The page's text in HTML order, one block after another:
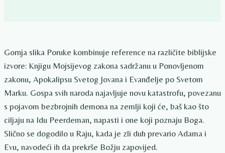
Gornja slika Poruke kombinuje reference na različite biblijske
izvore: Knjigu Mojsijevog zakona sadržanu u Ponovljenom
zakonu, Apokalipsu Svetog Jovana i Evanđelje po Svetom
Marku. Gospa svih naroda najavljuje novu katastrofu, povezanu
s pojavom bezbrojnih demona na zemlji koji će, baš kao što
ciljaju na Idu Peerdeman, napasti i one koji poznaju Boga.
Slično se dogodilo u Raju, kada je zli duh prevario Adama i
Evu, navodeći ih da prekrše Božju zapovijed.